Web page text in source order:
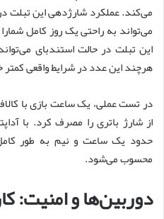
می‌کند. عملکرد شارژدهی این تبلت
می‌تواند به راحتی یک روز کامل
این تبلت در حالت استند‌بای
هرچند این عدد در شرایط واقعی کمتر
حدود یک ساعت و نیم به طور
محسوب می‌شود.
دوربین‌ها و امنیت: